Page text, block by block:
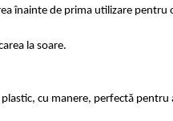
înainte de prima utilizare pentru
la soare.
cu manere, perfectă pentru